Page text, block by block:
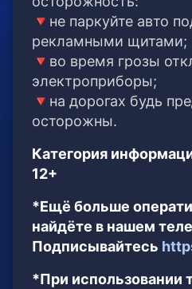
🔻не паркуйте авто
рекламными щитами;
🔻во время грозы
электроприборы;
🔻на дорогах будь
осторожны.
Категория
12+
*Ещё больше
найдёте в нашем
Подписывайтесь
*При использовании